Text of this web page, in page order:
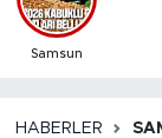
Samsun
HABERLER
Süper Lig